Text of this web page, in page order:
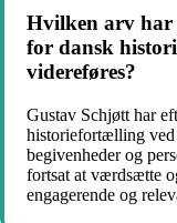
Hvilken arv har
for dansk
videreføres?
Gustav Schjøtt har
historiefortælling ved
begivenheder og
fortsat at værdsætte
engagerende og